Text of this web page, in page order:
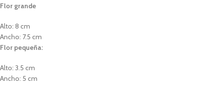
Flor grande
Alto: 8 cm
Ancho: 7.5 cm
Flor pequeña:
Alto: 3.5 cm
Ancho: 5 cm